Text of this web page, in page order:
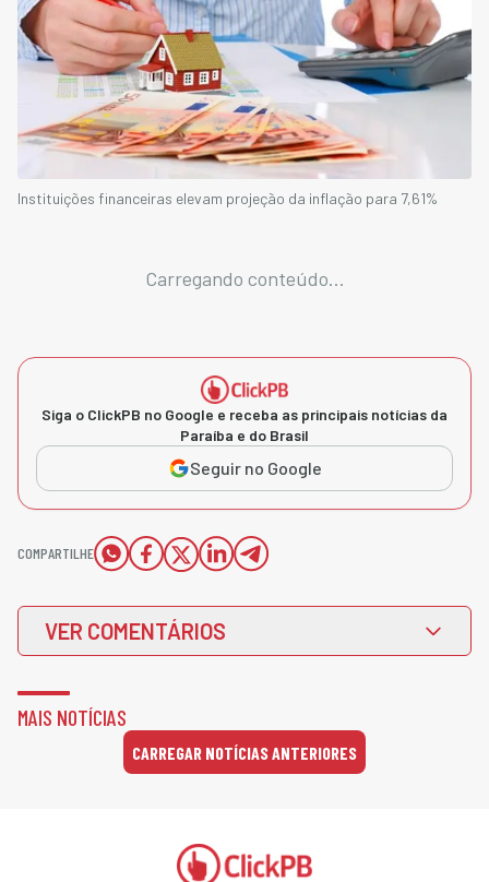
Instituições financeiras elevam projeção da inflação para 7,61%
Carregando conteúdo...
Siga o ClickPB no Google e receba as principais notícias da
Paraíba e do Brasil
Seguir no Google
COMPARTILHE
VER COMENTÁRIOS
MAIS NOTÍCIAS
CARREGAR NOTÍCIAS ANTERIORES